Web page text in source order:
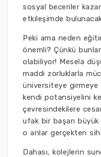
sosyal beceriler
etkileşimde
Peki ama neden
önemli? Çünkü
olabiliyor! Mesela
maddi zorluklarla
üniversiteye girmeye
kendi potansiyelini
çevresindekilere
ufak bir başarı
o anlar gerçekten
Dahası, kolejlerin